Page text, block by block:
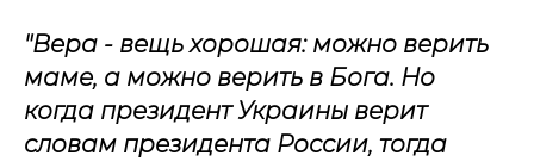
"Вера - вещь хорошая: можно верить
маме, а можно верить в Бога. Но
когда президент Украины верит
словам президента России, тогда